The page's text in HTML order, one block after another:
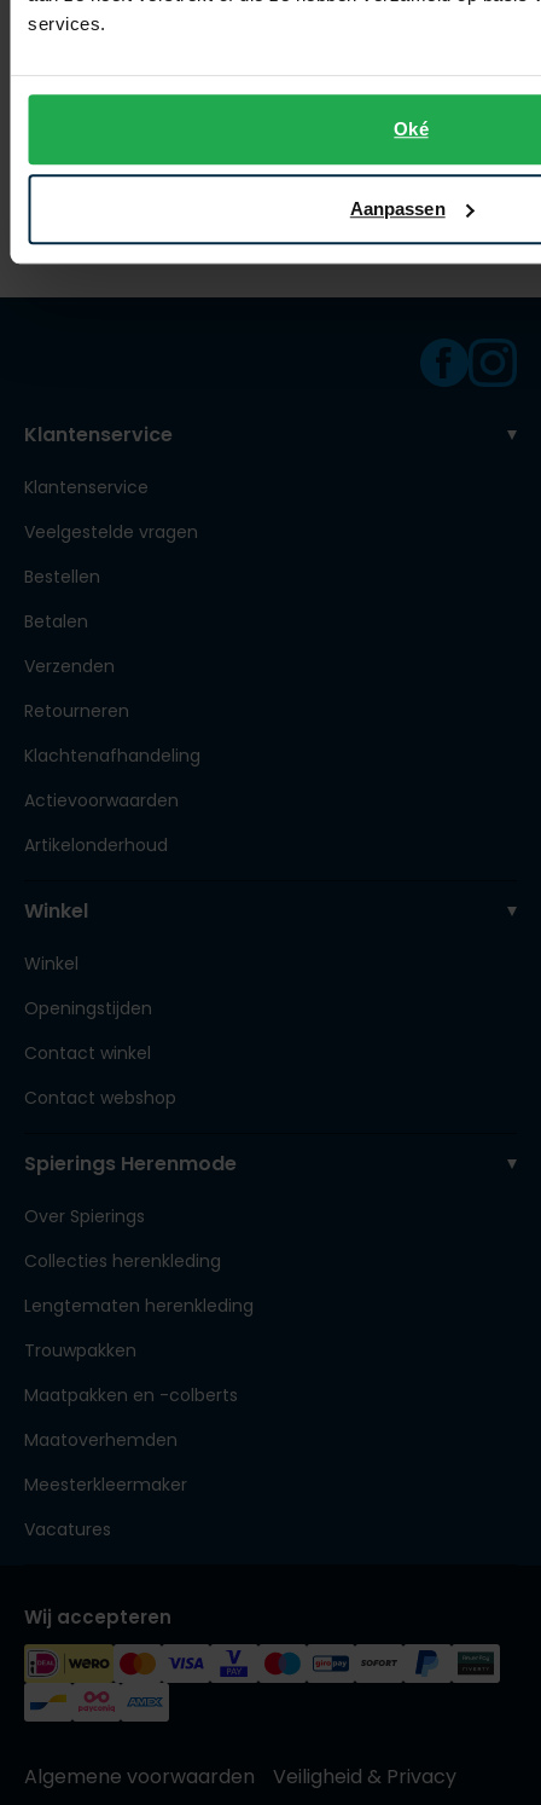
services.
Oké
Aanpassen
Fred Perry
€ 79,95€ 63,96 -
Fred Perry
€ 129,95 -
Klantenservice
Klantenservice
Veelgestelde vragen
Bestellen
Betalen
Verzenden
Retourneren
Klachtenafhandeling
Actievoorwaarden
Artikelonderhoud
Winkel
Winkel
Openingstijden
Contact winkel
Contact webshop
Spierings Herenmode
Over Spierings
Collecties herenkleding
Lengtematen herenkleding
Trouwpakken
Maatpakken en -colberts
Maatoverhemden
Meesterkleermaker
Vacatures
Wij accepteren
Algemene voorwaarden
Veiligheid & Privacy